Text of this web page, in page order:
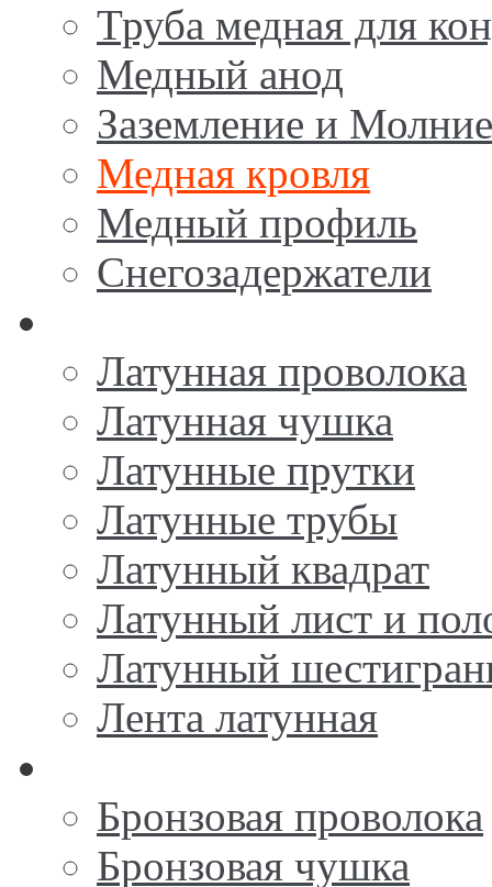
Труба медная для
Медный анод
Заземление и
Медная кровля
Медный профиль
Снегозадержатели
Латунная проволока
Латунная чушка
Латунные прутки
Латунные трубы
Латунный квадрат
Латунный лист и
Латунный
Лента латунная
Бронзовая проволока
Бронзовая чушка